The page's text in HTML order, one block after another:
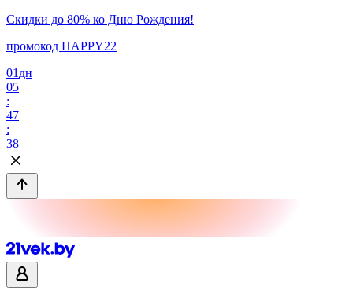
Скидки до 80% ко Дню Рождения!
промокод HAPPY22
01 дн
05
:
47
:
38